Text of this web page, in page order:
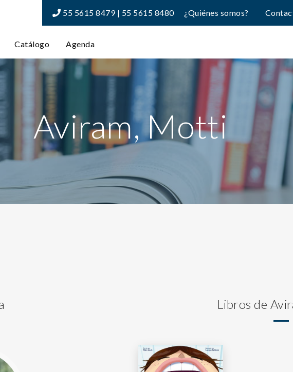
55 5615 8479 | 55 5615 8480 ¿Quiénes somos?
Catálogo Agenda
Aviram, Motti
Libros de